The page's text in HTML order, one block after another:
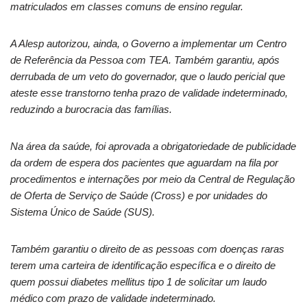
matriculados em classes comuns de ensino regular.
A Alesp autorizou, ainda, o Governo a implementar um Centro
de Referência da Pessoa com TEA. Também garantiu, após
derrubada de um veto do governador, que o laudo pericial que
ateste esse transtorno tenha prazo de validade indeterminado,
reduzindo a burocracia das famílias.
Na área da saúde, foi aprovada a obrigatoriedade de publicidade
da ordem de espera dos pacientes que aguardam na fila por
procedimentos e internações por meio da Central de Regulação
de Oferta de Serviço de Saúde (Cross) e por unidades do
Sistema Único de Saúde (SUS).
Também garantiu o direito de as pessoas com doenças raras
terem uma carteira de identificação específica e o direito de
quem possui diabetes mellitus tipo 1 de solicitar um laudo
médico com prazo de validade indeterminado.